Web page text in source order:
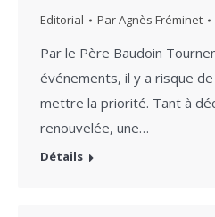
Editorial ParAgnès Fréminet
Par le Père Baudoin
événements, il y a risque
mettre la priorité. Tant à
renouvelée, une…
Détails